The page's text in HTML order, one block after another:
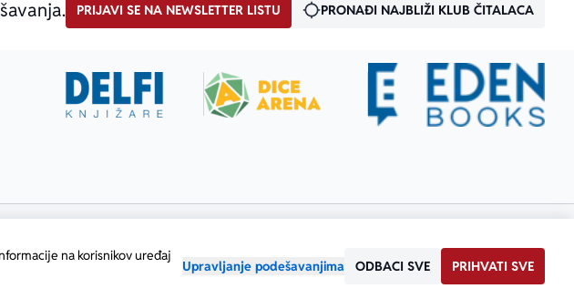
na korisnikov uređaj
PRIHVATI SVE
ODBACI SVE
Upravljanje podešavanjima
PRIJAVI SE NA NEWSLETTER LISTU PRONAĐI NAJBLIŽI KLUB ČITALACA